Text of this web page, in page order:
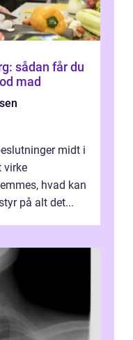
sådan får du
mad
midt i
virke
hvad kan
på alt det...